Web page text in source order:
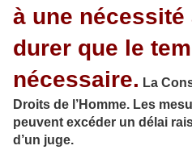
à une nécessité
durer que le
nécessaire. La
Droits de l’Homme. Les
peuvent excéder un délai
d’un juge.